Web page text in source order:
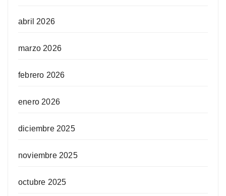
abril 2026
marzo 2026
febrero 2026
enero 2026
diciembre 2025
noviembre 2025
octubre 2025